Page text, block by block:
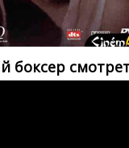
боксер